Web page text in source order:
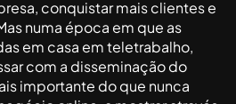
conquistar mais clientes e
numa época em que as
em casa em teletrabalho,
com a disseminação do
importante do que nunca